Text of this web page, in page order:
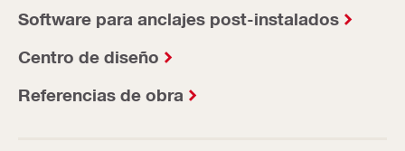
Software para anclajes post-instalados
Centro de diseño
Referencias de obra